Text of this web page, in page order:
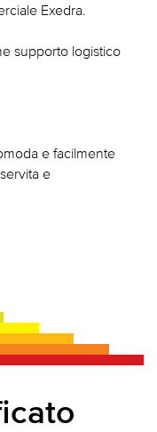
Exedra.
supporto logistico
e facilmente
e